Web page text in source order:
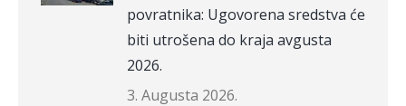
povratnika: Ugovorena sredstva će
biti utrošena do kraja avgusta
2026.
3. Augusta 2026.